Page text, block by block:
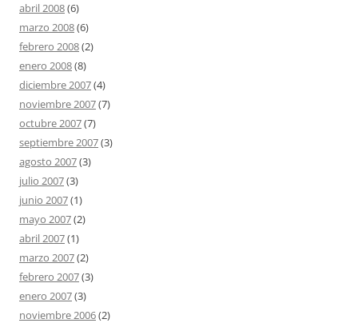
abril 2008(6)
marzo 2008(6)
febrero 2008(2)
enero 2008(8)
diciembre 2007(4)
noviembre 2007(7)
octubre 2007(7)
septiembre 2007(3)
agosto 2007(3)
julio 2007(3)
junio 2007(1)
mayo 2007(2)
abril 2007(1)
marzo 2007(2)
febrero 2007(3)
enero 2007(3)
noviembre 2006(2)